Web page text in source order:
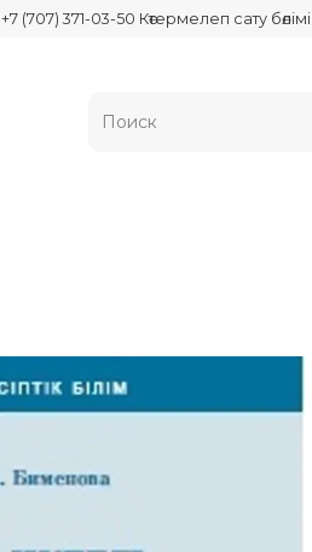
+7 (707) 371-03-50 Көтермелеп сату бөлімі